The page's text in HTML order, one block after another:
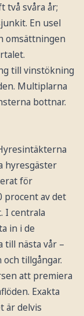
två svåra år;
En usel
omsättningen
till vinstökning
Multiplarna
bottnar.
hyresgäster
för
procent av det
I centrala
in i de
till nästa vår –
tillgångar.
att premiera
Exakta
är delvis